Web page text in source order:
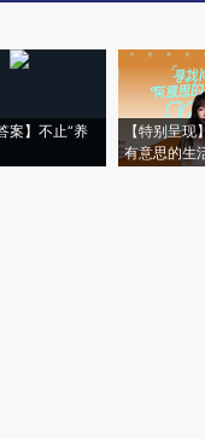
案】不止“养
【特别呈
有意思的生